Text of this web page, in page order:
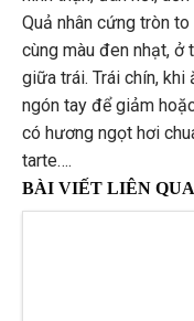
Quả nhân cứng tròn
cùng màu đen nhạt,
giữa trái. Trái chín,
ngón tay để giảm
có hương ngọt hơi
tarte….
BÀI VIẾT LIÊN